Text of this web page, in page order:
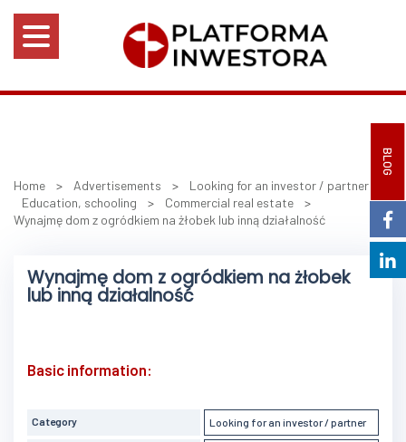
BLOG
Home > Advertisements > Looking for an investor / partner
Education, schooling > Commercial real estate >
Wynajmę dom z ogródkiem na żłobek lub inną działalność
Wynajmę dom z ogródkiem na żłobek
lub inną działalność
Basic information:
Category Looking for an investor / partner